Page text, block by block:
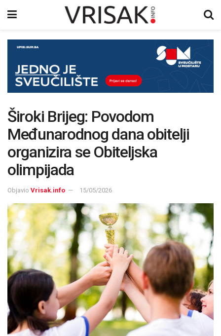
Široki Brijeg: Povodom
Međunarodnog dana obitelji
organizira se Obiteljska
olimpijada
Objavio Vrisak.info 15/05/2026